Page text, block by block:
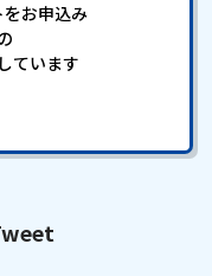
お申込み
ています